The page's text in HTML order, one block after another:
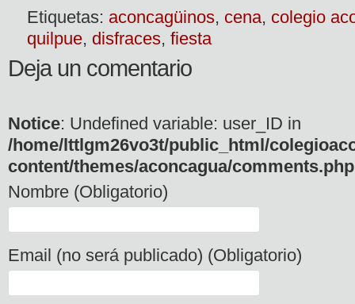
Etiquetas: aconcagüinos, cena, colegio
quilpue, disfraces, fiesta
Deja un comentario
Notice: Undefined variable: user_ID in
/home/lttlgm26vo3t/public_html/
content/themes/aconcagua/comments.php
Nombre (Obligatorio)
Email (no será publicado) (Obligatorio)